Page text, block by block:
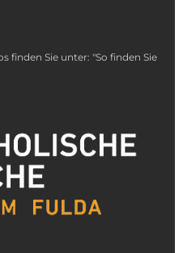
finden Sie unter: "So finden Sie